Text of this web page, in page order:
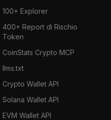
100+ Explorer
400+ Report di Rischio
Token
CoinStats Crypto MCP
llms.txt
Crypto Wallet API
Solana Wallet API
EVM Wallet API